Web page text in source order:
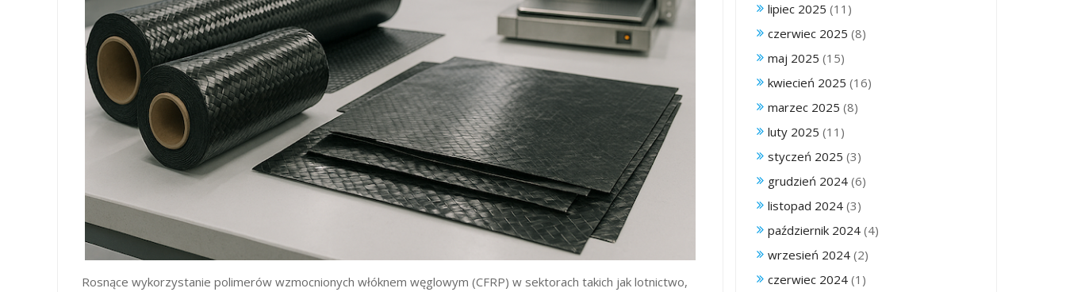
Rosnące wykorzystanie polimerów wzmocnionych włóknem węglowym (CFRP) w sektorach takich jak lotnictwo,
lipiec 2025 (11)
czerwiec 2025 (8)
maj 2025 (15)
kwiecień 2025 (16)
marzec 2025 (8)
luty 2025 (11)
styczeń 2025 (3)
grudzień 2024 (6)
listopad 2024 (3)
październik 2024 (4)
wrzesień 2024 (2)
czerwiec 2024 (1)